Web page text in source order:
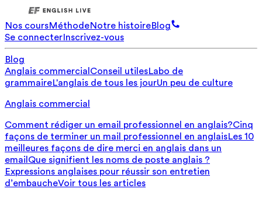
Nos coursMéthodeNotre histoireBlog
Se connecterInscrivez-vous
Blog
Anglais commercial Conseil utilesLabo de
grammaireL'anglais de tous les jourUn peu de culture
Anglais commercial
Comment rédiger un email professionnel en anglais?Cinq
façons de terminer un mail professionnel en anglaisLes 10
meilleures façons de dire merci en anglais dans un
email Que signifient les noms de poste anglais ?
Expressions anglaises pour réussir son entretien
d’embaucheVoir tous les articles